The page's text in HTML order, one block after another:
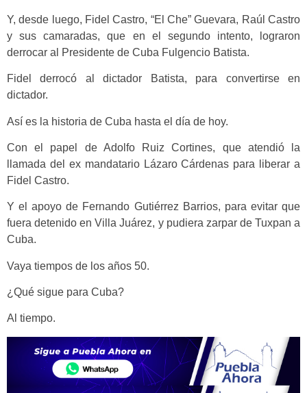
Y, desde luego, Fidel Castro, “El Che” Guevara, Raúl Castro
y sus camaradas, que en el segundo intento, lograron
derrocar al Presidente de Cuba Fulgencio Batista.
Fidel derrocó al dictador Batista, para convertirse en
dictador.
Así es la historia de Cuba hasta el día de hoy.
Con el papel de Adolfo Ruiz Cortines, que atendió la
llamada del ex mandatario Lázaro Cárdenas para liberar a
Fidel Castro.
Y el apoyo de Fernando Gutiérrez Barrios, para evitar que
fuera detenido en Villa Juárez, y pudiera zarpar de Tuxpan a
Cuba.
Vaya tiempos de los años 50.
¿Qué sigue para Cuba?
Al tiempo.